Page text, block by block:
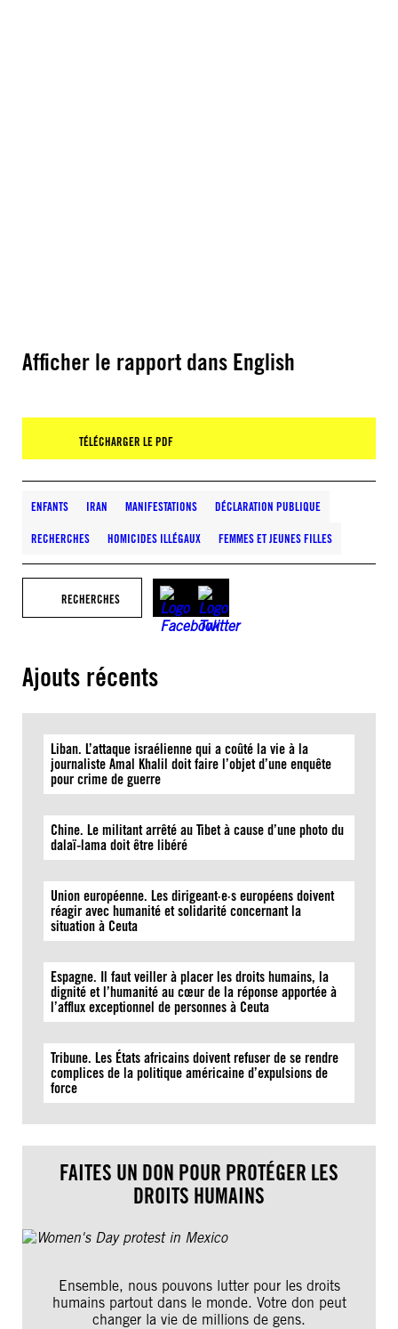
Afficher le rapport dans English
TÉLÉCHARGER LE PDF
ENFANTS IRAN MANIFESTATIONS DÉCLARATION PUBLIQUE
RECHERCHES HOMICIDES ILLÉGAUX FEMMES ET JEUNES FILLES
RECHERCHES
Ajouts récents
Liban. L’attaque israélienne qui a coûté la vie à la
journaliste Amal Khalil doit faire l’objet d’une enquête
pour crime de guerre
Chine. Le militant arrêté au Tibet à cause d’une photo du
dalaï-lama doit être libéré
Union européenne. Les dirigeant·e·s européens doivent
réagir avec humanité et solidarité concernant la
situation à Ceuta
Espagne. Il faut veiller à placer les droits humains, la
dignité et l’humanité au cœur de la réponse apportée à
l’afflux exceptionnel de personnes à Ceuta
Tribune. Les États africains doivent refuser de se rendre
complices de la politique américaine d’expulsions de
force
FAITES UN DON POUR PROTÉGER LES
DROITS HUMAINS
Ensemble, nous pouvons lutter pour les droits
humains partout dans le monde. Votre don peut
changer la vie de millions de gens.